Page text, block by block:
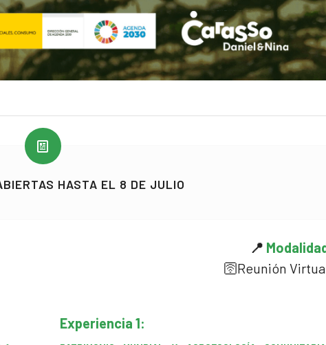
HASTA EL 8 DE JULIO
📍
🛜Reunión
Experiencia 1: